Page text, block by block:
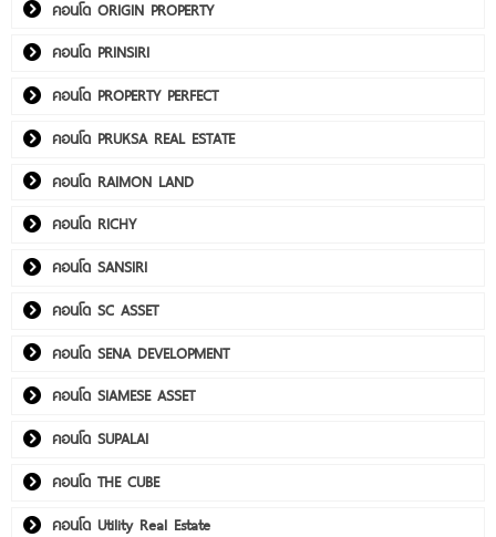
คอนโด ORIGIN PROPERTY
คอนโด PRINSIRI
คอนโด PROPERTY PERFECT
คอนโด PRUKSA REAL ESTATE
คอนโด RAIMON LAND
คอนโด RICHY
คอนโด SANSIRI
คอนโด SC ASSET
คอนโด SENA DEVELOPMENT
คอนโด SIAMESE ASSET
คอนโด SUPALAI
คอนโด THE CUBE
คอนโด Utility Real Estate